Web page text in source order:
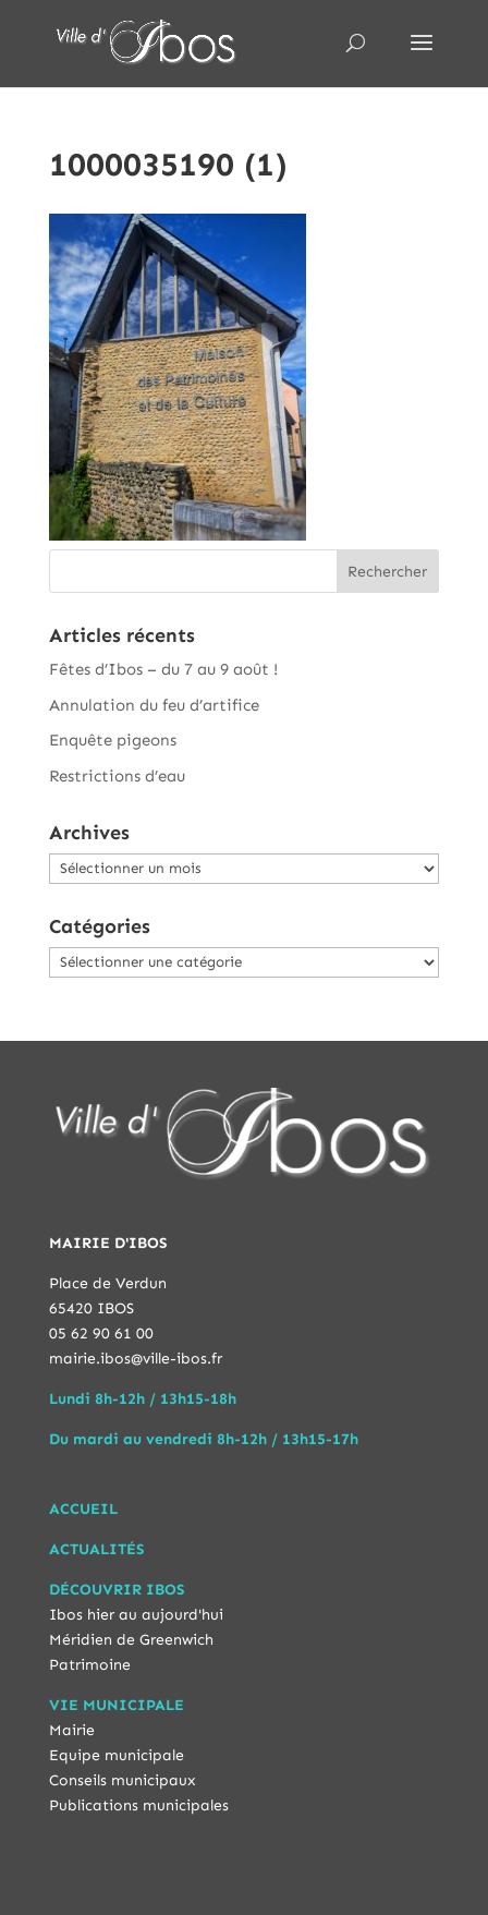
1000035190 (1)
Articles récents
Fêtes d’Ibos – du 7 au 9 août !
Annulation du feu d’artifice
Enquête pigeons
Restrictions d’eau
Archives
Archives
Catégories
Catégories
MAIRIE D'IBOS
Place de Verdun
65420 IBOS
05 62 90 61 00
mairie.ibos@ville-ibos.fr
Lundi 8h-12h / 13h15-18h
Du mardi au vendredi 8h-12h / 13h15-17h
ACCUEIL
ACTUALITÉS
DÉCOUVRIR IBOS
Ibos hier au aujourd'hui
Méridien de Greenwich
Patrimoine
VIE MUNICIPALE
Mairie
Equipe municipale
Conseils municipaux
Publications municipales